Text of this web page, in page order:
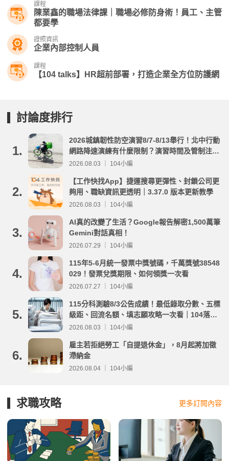
課程
陳業鑫的職場法律課｜職場必修防身術！員工、主管
都要學
證照資訊
企業內部控制人員
課程
【104 talks】HR超前部署，打造企業全方位防護網
討論度排行
1.
2026城鎮韌性防空演習8/7-8/13舉行！北中行動
網路降速演練有什麼限制？演習時間及管制注意
事項整理
2026.08.03 ｜ 104小編
2.
【工作快找App】捷運搜尋更彈性、封鎖公司更
夠用、職缺資訊更透明｜3.37.0 版本更新教學
2026.08.03 ｜ 104小編
3.
AI真的改變了生活？Google報告解密1,500萬筆
Gemini對話真相！
2026.07.29 ｜ 104小編
4.
115年5-6月統一發票中獎號碼，千萬獎號38548
029！發票兌獎期限、如何領獎一次看
2026.07.27 ｜ 104小編
5.
115分科測驗8/3公告成績！最低錄取分數、五標
級距、回流名額、填志願攻略一次看｜104落點
分析
2026.08.03 ｜ 104小編
6.
雇主若拒絕勞工「自提退休金」，8月起將加徵
滯納金
2026.08.04 ｜ 104小編
求職攻略 更多訂閱內容